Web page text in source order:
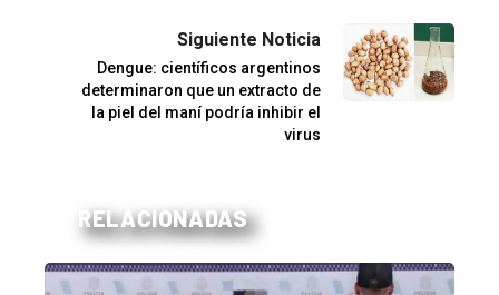
Siguiente Noticia
Dengue: científicos argentinos
determinaron que un extracto de
la piel del maní podría inhibir el
virus
RELACIONADAS